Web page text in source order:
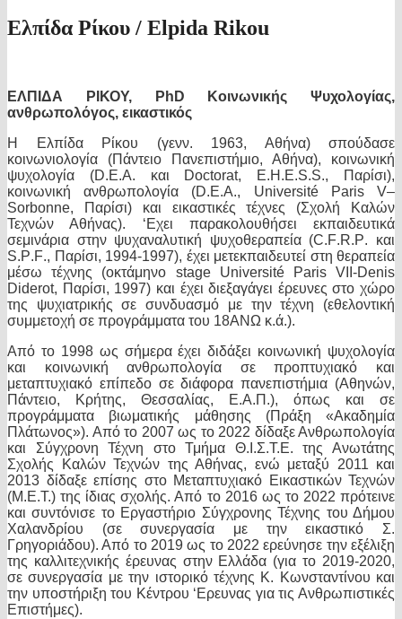
Ελπίδα Ρίκου / Elpida Rikou
ΕΛΠΙΔΑ ΡΙΚΟΥ, PhD Κοινωνικής Ψυχολογίας,
ανθρωπολόγος, εικαστικός
H
Ελπίδα Ρίκου (γενν. 1963, Αθήνα) σπούδασε
κοινωνιολογία (Πάντειο Πανεπιστήμιο, Αθήνα), κοινωνική
ψυχολογία (D.E.A. και Doctorat, E.H .E.S.S., Παρίσι),
κοινωνική ανθρωπολογία (D.E.A., Université Paris V–
Sorbonne, Παρίσι) και εικαστικές τέχνες (Σχολή Καλών
Τεχνών Αθήνας). ‘Εχει παρακολουθήσει εκπαιδευτικά
σεμινάρια στην ψυχαναλυτική ψυχοθεραπεία (C.F.R.P. και
S.P.F., Παρίσι, 1994-1997), έχει μετεκπαιδευτεί στη θεραπεία
μέσω τέχνης (οκτάμηνο stageUniversité Paris VII-Denis
Diderot, Παρίσι, 1997) και έχει διεξαγάγει έρευνες στο χώρο
της ψυχιατρικής σε συνδυασμό με την τέχνη (εθελοντική
συμμετοχή σε προγράμματα του 18ΑΝΩ κ.ά.).
Από το 1998 ως σήμερα έχει διδάξει κοινωνική ψυχολογία
και κοινωνική ανθρωπολογία σε προπτυχιακό και
μεταπτυχιακό επίπεδο σε διάφορα πανεπιστήμια (Αθηνών,
Πάντειο, Κρήτης, Θεσσαλίας, Ε.A.Π.), όπως και σε
προγράμματα βιωματικής μάθησης (Πράξη «Ακαδημία
Πλάτωνος»). Από το 2007 ως το 2022 δίδαξε Ανθρωπολογία
και Σύγχρονη Τέχνη στο Τμήμα Θ.Ι.Σ.Τ.Ε. της Ανωτάτης
Σχολής Καλών Τεχνών της Αθήνας, ενώ μεταξύ 2011 και
2013 δίδαξε επίσης στο Μεταπτυχιακό Εικαστικών Τεχνών
(Μ.Ε.Τ.) της ίδιας σχολής. Από το 2016 ως το 2022 πρότεινε
και συντόνισε το Εργαστήριο Σύγχρονης Τέχνης του Δήμου
Χαλανδρίου (σε συνεργασία με την εικαστικό Σ.
Γρηγοριάδου). Από το 2019 ως το 2022 ερεύνησε την εξέλιξη
της καλλιτεχνικής έρευνας στην Ελλάδα (για το 2019-2020,
σε συνεργασία με την ιστορικό τέχνης Κ. Κωνσταντίνου και
την υποστήριξη του Κέντρου ‘Ερευνας για τις Ανθρωπιστικές
Επιστήμες).